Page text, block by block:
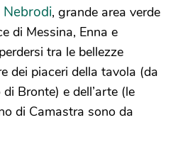
Nebrodi, grande area verde
di Messina, Enna e
tra le bellezze
dei piaceri della tavola (da
Bronte) e dell’arte (le
di Camastra sono da